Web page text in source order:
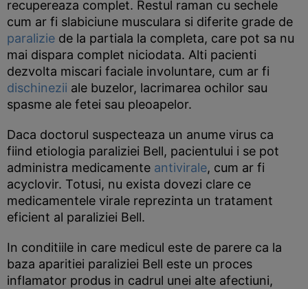
recupereaza complet. Restul raman cu sechele
cum ar fi slabiciune musculara si diferite grade de
paralizie de la partiala la completa, care pot sa nu
mai dispara complet niciodata. Alti pacienti
dezvolta miscari faciale involuntare, cum ar fi
dischinezii ale buzelor, lacrimarea ochilor sau
spasme ale fetei sau pleoapelor.
Daca doctorul suspecteaza un anume virus ca
fiind etiologia paraliziei Bell, pacientului i se pot
administra medicamente antivirale, cum ar fi
acyclovir. Totusi, nu exista dovezi clare ce
medicamentele virale reprezinta un tratament
eficient al paraliziei Bell.
In conditiile in care medicul este de parere ca la
baza aparitiei paraliziei Bell este un proces
inflamator produs in cadrul unei alte afectiuni,